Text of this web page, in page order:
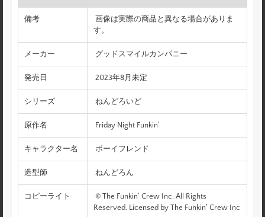
備考
画像は実際の商品と異なる場合がありま
す。
メーカー グッドスマイルカンパニー
発売日 2023年8月未定
シリーズ ねんどろいど
原作名 Friday Night Funkin’
キャラクター名 ボーイフレンド
造型師 ねんどろん
コピーライト
© The Funkin’ Crew Inc. All Rights
Reserved. Licensed by The Funkin’ Crew Inc